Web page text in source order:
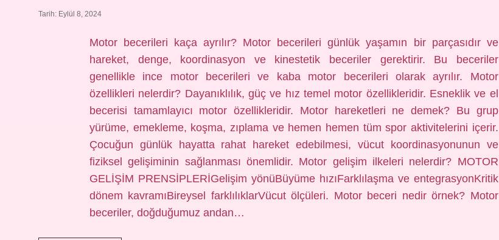
Tarih: Eylül 8, 2024
Motor becerileri kaça ayrılır? Motor becerileri günlük yaşamın bir parçasıdır ve
hareket, denge, koordinasyon ve kinestetik beceriler gerektirir. Bu beceriler
genellikle ince motor becerileri ve kaba motor becerileri olarak ayrılır. Motor
özellikleri nelerdir? Dayanıklılık, güç ve hız temel motor özellikleridir. Esneklik ve el
becerisi tamamlayıcı motor özellikleridir. Motor hareketleri ne demek? Bu grup
yürüme, emekleme, koşma, zıplama ve hemen hemen tüm spor aktivitelerini içerir.
Çocuğun günlük hayatta rahat hareket edebilmesi, vücut koordinasyonunun ve
fiziksel gelişiminin sağlanması önemlidir. Motor gelişim ilkeleri nelerdir? MOTOR
GELİŞİM PRENSİPLERİGelişim yönüBüyüme hızıFarklılaşma ve entegrasyonKritik
dönem kavramıBireysel farklılıklarVücut ölçüleri. Motor beceri nedir örnek? Motor
beceriler, doğduğumuz andan…